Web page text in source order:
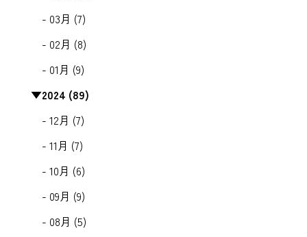
- 03月 (7)
- 02月 (8)
- 01月 (9)
▼2024 (89)
- 12月 (7)
- 11月 (7)
- 10月 (6)
- 09月 (9)
- 08月 (5)